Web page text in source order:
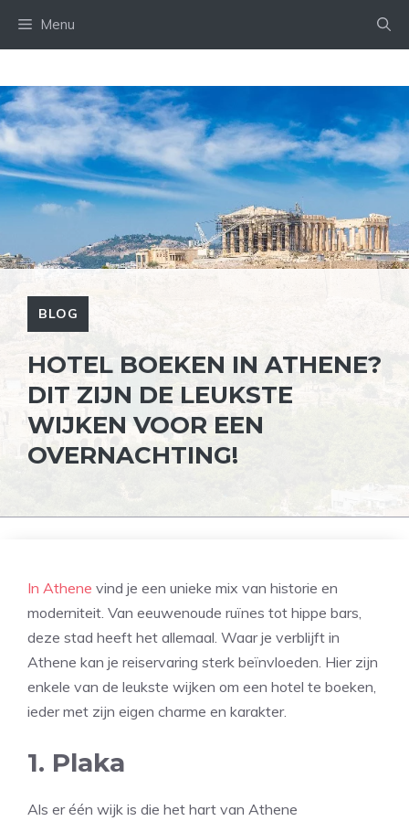
inhoud
Menu
BLOG
HOTEL BOEKEN IN ATHENE?
DIT ZIJN DE LEUKSTE
WIJKEN VOOR EEN
OVERNACHTING!
In Athene vind je een unieke mix van historie en
moderniteit. Van eeuwenoude ruïnes tot hippe bars,
deze stad heeft het allemaal. Waar je verblijft in
Athene kan je reiservaring sterk beïnvloeden. Hier zijn
enkele van de leukste wijken om een hotel te boeken,
ieder met zijn eigen charme en karakter.
1. Plaka
Als er één wijk is die het hart van Athene